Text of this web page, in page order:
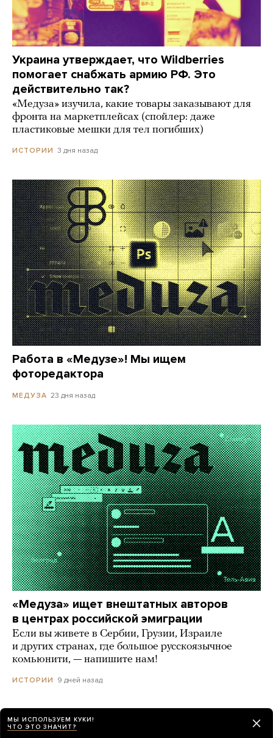
Украина утверждает, что Wildberries
помогает снабжать армию РФ. Это
действительно так?
«Медуза» изучила, какие товары заказывают для
фронта на маркетплейсах (спойлер: даже
пластиковые мешки для тел погибших)
ИСТОРИИ 3 дня назад
Работа в «Медузе»! Мы ищем
фоторедактора
МЕДУЗА 23 дня назад
«Медуза» ищет внештатных авторов
в центрах российской эмиграции
Если вы живете в Сербии, Грузии, Израиле
и других странах, где большое русскоязычное
комьюнити, — напишите нам!
ИСТОРИИ 9 дней назад
МЫ ИСПОЛЬЗУЕМ КУКИ!
ЧТО ЭТО ЗНАЧИТ?